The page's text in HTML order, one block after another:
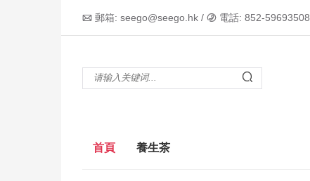
 郵箱: seego@seego.hk /  電話: 852-59693508

首頁 養生茶